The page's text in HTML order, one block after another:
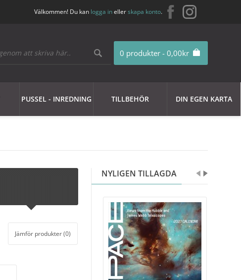
Välkommen! Du kan logga inellerskapa konto.
0 produkter - 0,00kr
PUSSEL - INREDNING TILLBEHÖR DIN EGEN KARTA
NYLIGEN TILLAGDA
Jämför produkter (0)